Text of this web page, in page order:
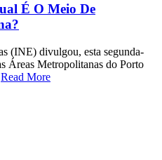
É O Meio De
(INE) divulgou, esta segunda-
Áreas Metropolitanas do Porto
Read More